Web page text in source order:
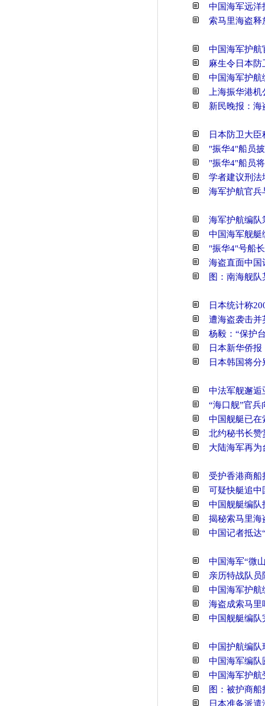
中国海军远洋
索马里海盗释
中国海军护航
麻生令日本
中国海军护航
上海振华港
新民晚报：
日本防卫大
"振华4"船员
"振华4"船员
学者建议刑法
海军护航官兵
海军护航编队
中国海军舰艇
"振华4"号船
海盗直面中国
图：南海舰
日本统计称
遭海盗袭击
杨毅：“保护
日本新华侨
日本韩国将
中法军舰邂逅
“海口舰”官
中国舰艇已在
北约秘书长赞
大陆海军再
受护香港商
可疑快艇追中
中国舰艇编队
揭秘索马里海
中国记者抵达
中国海军“微
亲历特战队
中国海军护航
海盗成索马里
中国舰艇编队
中国护航编队
中国海军编队
中国海军护航
图：被护商船
日本准备派